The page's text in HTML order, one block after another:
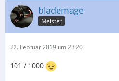
blademage
Meister
22. Februar 2019 um 23:20
101 / 1000